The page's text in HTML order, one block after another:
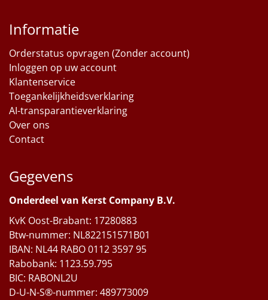
Cadeaubon
Per stuk
Alle overige
Informatie
Orderstatus opvragen (Zonder account)
Inloggen op uw account
Klantenservice
Toegankelijkheidsverklaring
AI-transparantieverklaring
Over ons
Contact
Gegevens
Onderdeel van Kerst Company B.V.
KvK Oost-Brabant: 17280883
Btw-nummer: NL822151571B01
IBAN: NL44 RABO 0112 3597 95
Rabobank: 1123.59.795
BIC: RABONL2U
D-U-N-S®-nummer: 489773009